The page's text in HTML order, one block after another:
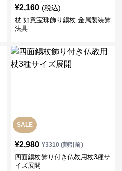
¥2,160 (税込)
杖 如意宝珠飾り錫杖 金属製装飾
法具
SALE
¥2,980 ¥3310(割引前)
四面錫杖飾り付き仏教用杖3種サ
イズ展開